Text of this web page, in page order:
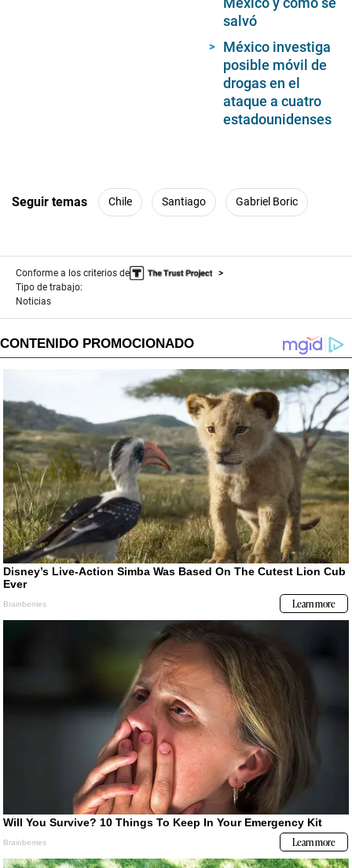
salvó
México investiga
posible móvil de
drogas en el
ataque a cuatro
estadounidenses
Seguir temas Chile Santiago Gabriel Boric
Conforme a los criterios de
Tipo de trabajo:
Noticias